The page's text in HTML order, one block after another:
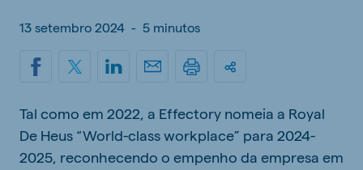
13 setembro 2024 - 5 minutos
Tal como em 2022, a Effectory nomeia a Royal
De Heus “World-class workplace” para 2024-
2025, reconhecendo o empenho da empresa em